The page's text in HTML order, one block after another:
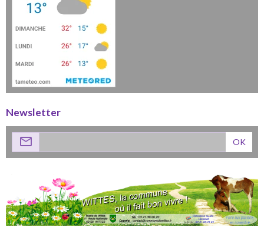
Newsletter
OK